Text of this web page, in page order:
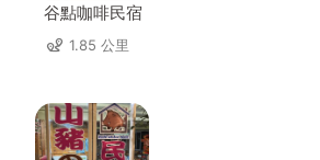
谷點咖啡民宿
1.85 公里